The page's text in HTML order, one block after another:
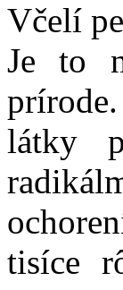
Včelí
Je to
látky
tisíce